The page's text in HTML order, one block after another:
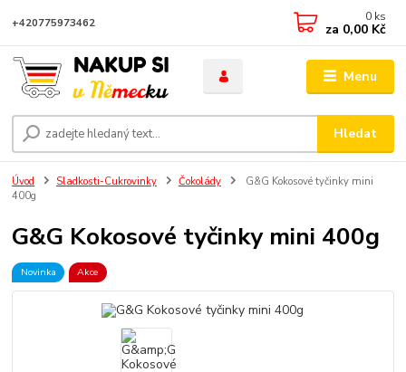
Menu
Hledat
+420775973462 0 ks
za 0,00 Kč
Úvod Sladkosti-Cukrovinky Čokolády
G&G Kokosové tyčinky mini
400g
G&G Kokosové tyčinky mini 400g
Novinka Akce